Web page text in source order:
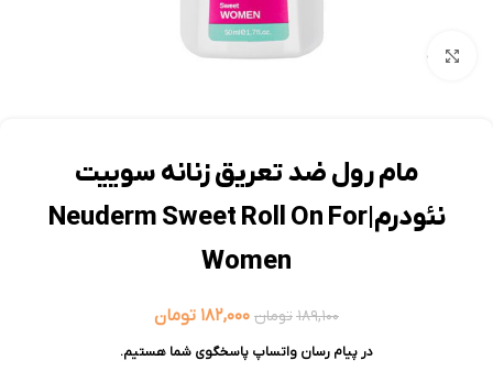
بزرگنمایی تصویر
مام رول ضد تعریق زنانه سوییت
نئودرم|Neuderm Sweet Roll On For
Women
۱۸۹,۱۰۰ تومان ۱۸۲,۰۰۰ تومان
در پیام رسان واتساپ پاسخگوی شما هستیم.